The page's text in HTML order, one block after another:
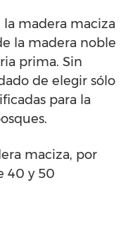
la madera maciza
la madera noble
prima. Sin
de elegir sólo
para la
maciza, por
40 y 50